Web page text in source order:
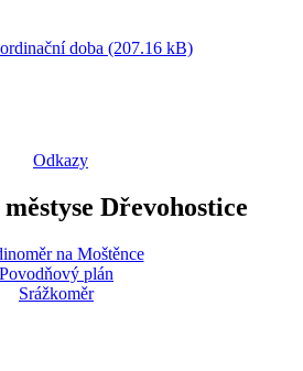
doba (207.16 kB)
Odkazy
Dřevohostice
na Moštěnce
Povodňový plán
Srážkoměr